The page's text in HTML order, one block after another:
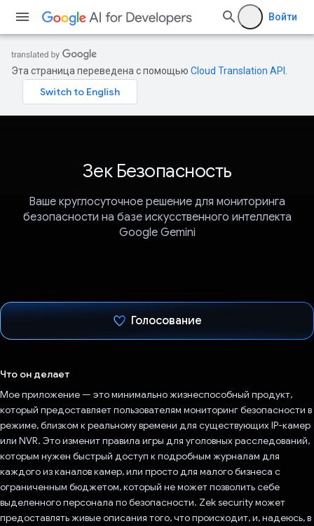
Войти
Эта страница переведена с помощью Cloud Translation API
Зек Безопасность
Ваше круглосуточное решение для мониторинга
безопасности на базе искусственного интеллекта
Google Gemini
Голосование
Что он делает
Мое приложение — это минимально жизнеспособный продукт,
который предоставляет пользователям мониторинг безопасности в
режиме, близком к реальному времени для существующих IP-камер
или NVR. Это изменит правила игры для уголовных расследований,
которым нужен быстрый доступ к подробным журналам для
каждого из каналов камер, или просто для малого бизнеса с
ограниченным бюджетом, который не может позволить себе
выделенного персонала по безопасности. Zek security может
предоставлять живые описания того, что происходит, и, надеюсь, в